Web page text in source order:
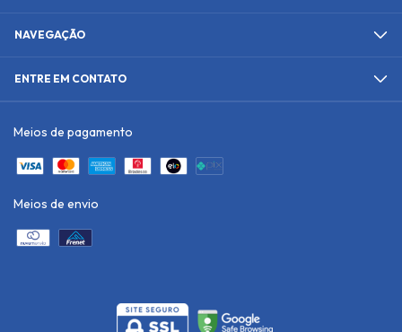
NAVEGAÇÃO
ENTRE EM CONTATO
Meios de pagamento
Meios de envio